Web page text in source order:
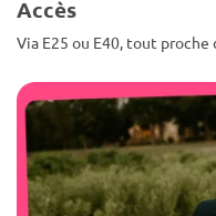
Accès
Via E25 ou E40, tout